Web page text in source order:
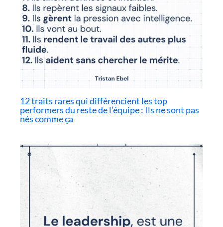
12 traits rares qui différencient les top
performers du reste de l’équipe : Ils ne sont pas
nés comme ça